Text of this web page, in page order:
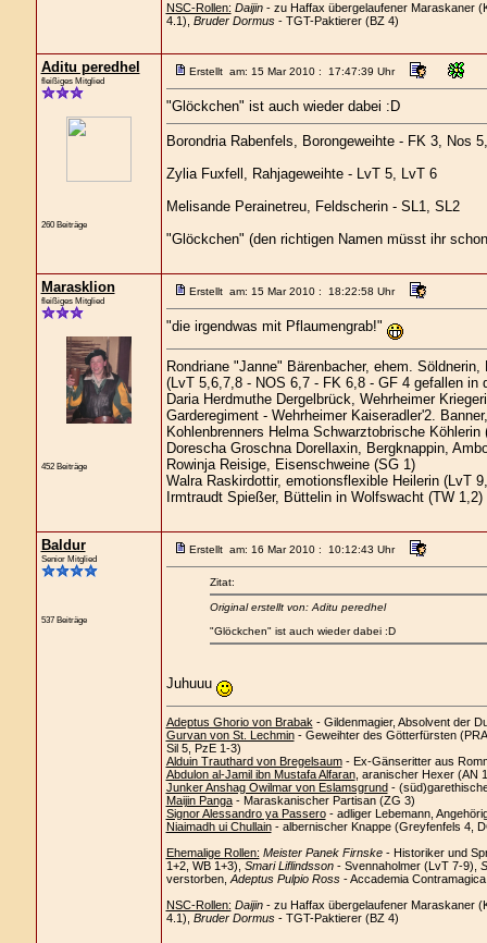
NSC-Rollen: Daijin- zu Haffax übergelaufener Maraskaner
4.1), Bruder Dormus- TGT-Paktierer (BZ 4)
Aditu peredhel
fleißiges Mitglied
260 Beiträge
Erstellt am: 15 Mar 2010 : 17:47:39 Uhr
"Glöckchen" ist auch wieder dabei :D
Borondria Rabenfels, Borongeweihte - FK 3, Nos
Zylia Fuxfell, Rahjageweihte - LvT 5, LvT 6
Melisande Perainetreu, Feldscherin - SL1, SL2
"Glöckchen" (den richtigen Namen müsst ihr
Marasklion
fleißiges Mitglied
452 Beiträge
Erstellt am: 15 Mar 2010 : 18:22:58 Uhr
"die irgendwas mit Pflaumengrab!"
Rondriane "Janne" Bärenbacher, ehem.
(LvT 5,6,7,8 - NOS 6,7 - FK 6,8 - GF 4 gefallen in
Daria Herdmuthe Dergelbrück, Wehrheimer
Garderegiment - Wehrheimer Kaiseradler'2.
Kohlenbrenners Helma Schwarztobrische Köhlerin
Dorescha Groschna Dorellaxin, Bergknappin,
Rowinja Reisige, Eisenschweine (SG 1)
Walra Raskirdottir, emotionsflexible Heilerin (LvT
Irmtraudt Spießer, Büttelin in Wolfswacht (TW 1,2)
Baldur
Senior Mitglied
537 Beiträge
Erstellt am: 16 Mar 2010 : 10:12:43 Uhr
Zitat:
Original erstellt von: Aditu peredhel
"Glöckchen" ist auch wieder dabei :D
Juhuuu
Adeptus Ghorio von Brabak - Gildenmagier, Absolvent der
Gurvan von St. Lechmin- Geweihter des Götterfürsten
Sil 5, PzE 1-3)
Alduin Trauthard von Bregelsaum- Ex-Gänseritter aus
Abdulon al-Jamil ibn Mustafa Alfaran, aranischer Hexer (AN
Junker Anshag Owilmar von Eslamsgrund-
Maijin Panga- Maraskanischer Partisan (ZG 3)
Signor Alessandro ya Passero- adliger Lebemann,
Niaimadh ui Chullain- albernischer Knappe (Greyfenfels 4,
Ehemalige Rollen: Meister Panek Firnske- Historiker und
1+2, WB 1+3), Smari Liflindsson- Svennaholmer (LvT 7-9),
verstorben, Adeptus Pulpio Ross- Accademia
NSC-Rollen: Daijin- zu Haffax übergelaufener Maraskaner
4.1), Bruder Dormus- TGT-Paktierer (BZ 4)